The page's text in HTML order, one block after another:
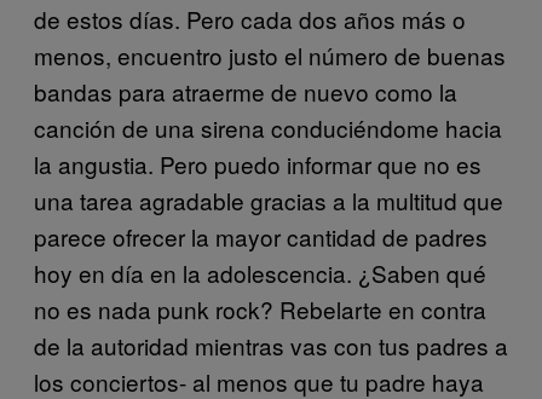
de estos días. Pero cada dos años más o
menos, encuentro justo el número de buenas
bandas para atraerme de nuevo como la
canción de una sirena conduciéndome hacia
la angustia. Pero puedo informar que no es
una tarea agradable gracias a la multitud que
parece ofrecer la mayor cantidad de padres
hoy en día en la adolescencia. ¿Saben qué
no es nada punk rock? Rebelarte en contra
de la autoridad mientras vas con tus padres a
los conciertos- al menos que tu padre haya